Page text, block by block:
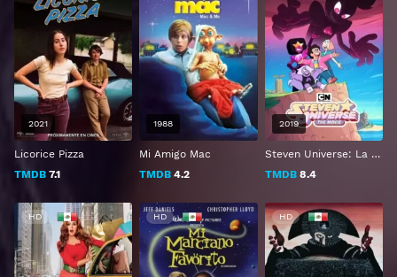
Licorice Pizza
TMDB 7.1
2021
Mi Amigo Mac
TMDB 4.2
1988
Steven Universe: La Película
TMDB8.4
2019
HD HD HD